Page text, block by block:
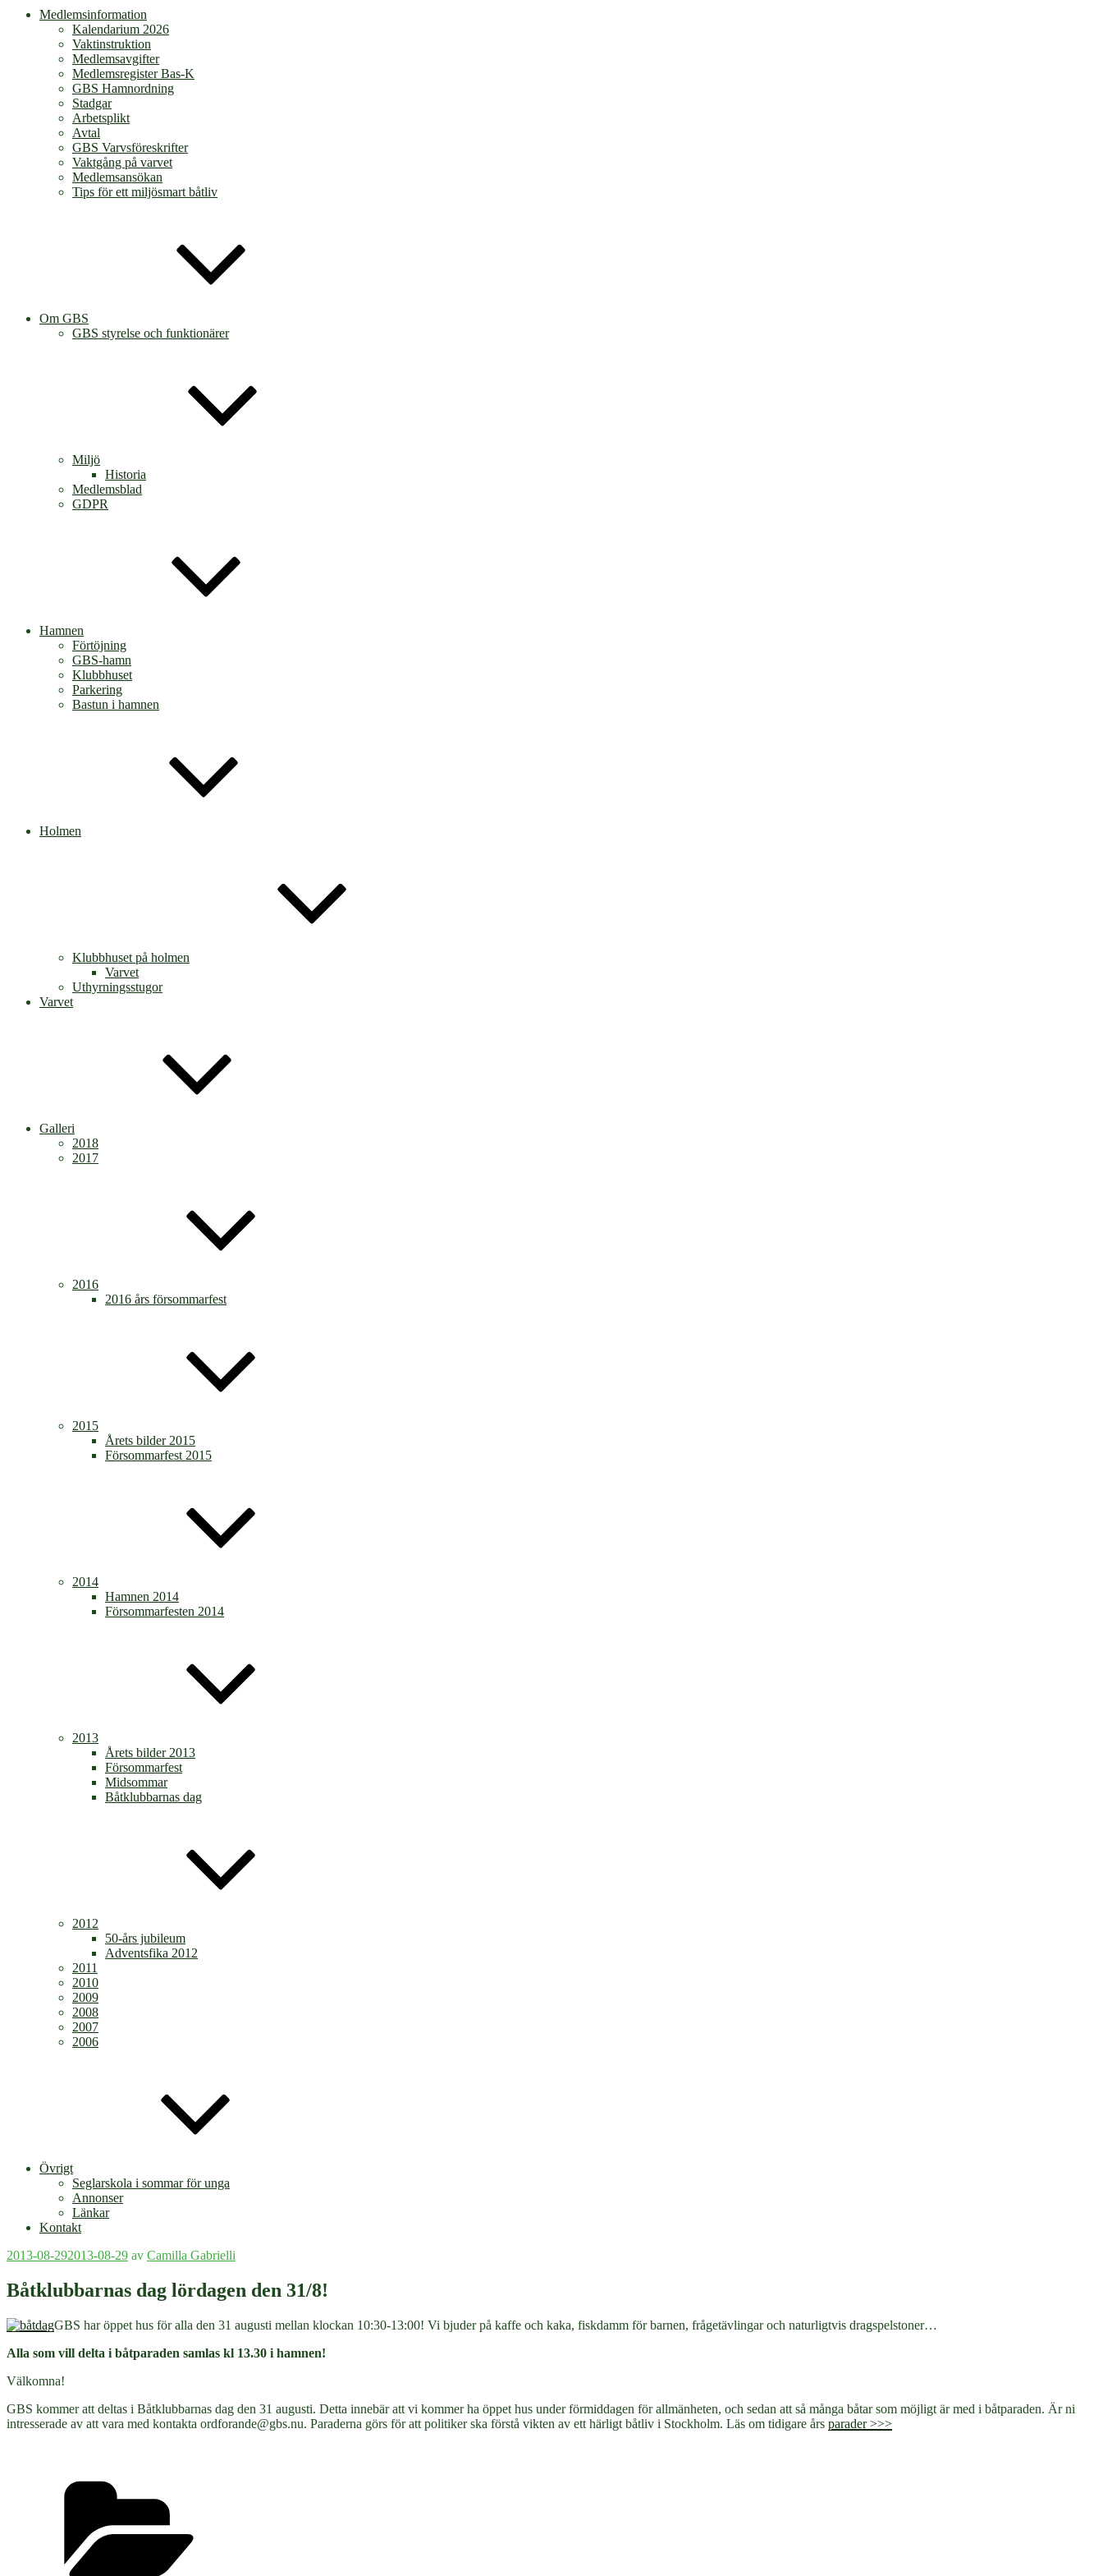
Medlemsinformation
Kalendarium 2026
Vaktinstruktion
Medlemsavgifter
Medlemsregister Bas-K
GBS Hamnordning
Stadgar
Arbetsplikt
Avtal
GBS Varvsföreskrifter
Vaktgång på varvet
Medlemsansökan
Tips för ett miljösmart båtliv
Om GBS
GBS styrelse och funktionärer
Miljö
Historia
Medlemsblad
GDPR
Hamnen
Förtöjning
GBS-hamn
Klubbhuset
Parkering
Bastun i hamnen
Holmen
Klubbhuset på holmen
Varvet
Uthyrningsstugor
Varvet
Galleri
2018
2017
2016
2016 års försommarfest
2015
Årets bilder 2015
Försommarfest 2015
2014
Hamnen 2014
Försommarfesten 2014
2013
Årets bilder 2013
Försommarfest
Midsommar
Båtklubbarnas dag
2012
50-års jubileum
Adventsfika 2012
2011
2010
2009
2008
2007
2006
Övrigt
Seglarskola i sommar för unga
Annonser
Länkar
Kontakt
Publicerat
2013-08-292013-08-29 av Camilla Gabrielli
Båtklubbarnas dag lördagen den 31/8!
GBS har öppet hus för alla den 31 augusti mellan klockan 10:30-13:00! Vi bjuder på kaffe och kaka, fiskdamm för barnen, frågetävlingar och naturligtvis dragspelstoner…
Alla som vill delta i båtparaden samlas kl 13.30 i hamnen!
Välkomna!
GBS kommer att deltas i Båtklubbarnas dag den 31 augusti. Detta innebär att vi kommer ha öppet hus under förmiddagen för allmänheten, och sedan att så många båtar som möjligt är med i båtparaden. Är ni
intresserade av att vara med kontakta ordforande@gbs.nu. Paraderna görs för att politiker ska förstå vikten av ett härligt båtliv i Stockholm. Läs om tidigare års parader >>>